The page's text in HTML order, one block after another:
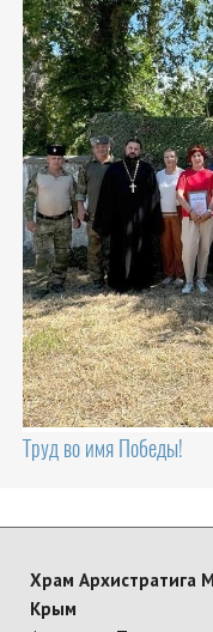
Труд во имя Победы!
Храм Архистратига
Крым